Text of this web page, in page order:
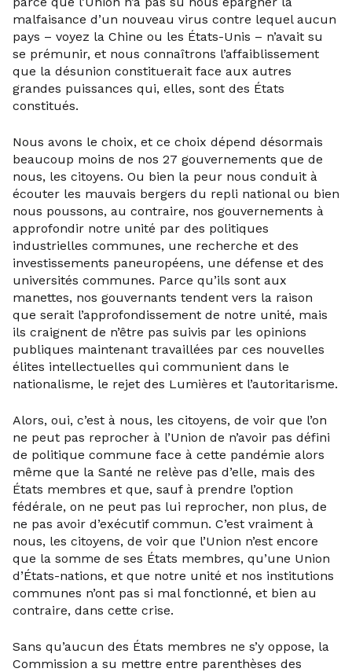
malfaisance d’un nouveau virus contre lequel aucun
pays – voyez la Chine ou les États-Unis – n’avait su
se prémunir, et nous connaîtrons l’affaiblissement
que la désunion constituerait face aux autres
grandes puissances qui, elles, sont des États
constitués.
Nous avons le choix, et ce choix dépend désormais
beaucoup moins de nos 27 gouvernements que de
nous, les citoyens. Ou bien la peur nous conduit à
écouter les mauvais bergers du repli national ou bien
nous poussons, au contraire, nos gouvernements à
approfondir notre unité par des politiques
industrielles communes, une recherche et des
investissements paneuropéens, une défense et des
universités communes. Parce qu’ils sont aux
manettes, nos gouvernants tendent vers la raison
que serait l’approfondissement de notre unité, mais
ils craignent de n’être pas suivis par les opinions
publiques maintenant travaillées par ces nouvelles
élites intellectuelles qui communient dans le
nationalisme, le rejet des Lumières et l’autoritarisme.
Alors, oui, c’est à nous, les citoyens, de voir que l’on
ne peut pas reprocher à l’Union de n’avoir pas défini
de politique commune face à cette pandémie alors
même que la Santé ne relève pas d’elle, mais des
États membres et que, sauf à prendre l’option
fédérale, on ne peut pas lui reprocher, non plus, de
ne pas avoir d’exécutif commun. C’est vraiment à
nous, les citoyens, de voir que l’Union n’est encore
que la somme de ses États membres, qu’une Union
d’États-nations, et que notre unité et nos institutions
communes n’ont pas si mal fonctionné, et bien au
contraire, dans cette crise.
Sans qu’aucun des États membres ne s’y oppose, la
Commission a su mettre entre parenthèses des